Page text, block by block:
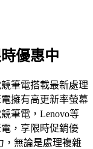
優惠中
筆電搭載最新處理
擁有高更新率螢幕
筆電，Lenovo等
，享限時促銷優
，無論是處理複雜